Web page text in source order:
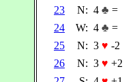
23
N: 4 ♣ =
24
W: 4 ♣ =
25
N: 3 ♥ -2
26
N: 3 ♥ +2